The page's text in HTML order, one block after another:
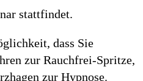
stattfindet.
dass Sie
zur Rauchfrei-Spritze,
zur Hypnose.